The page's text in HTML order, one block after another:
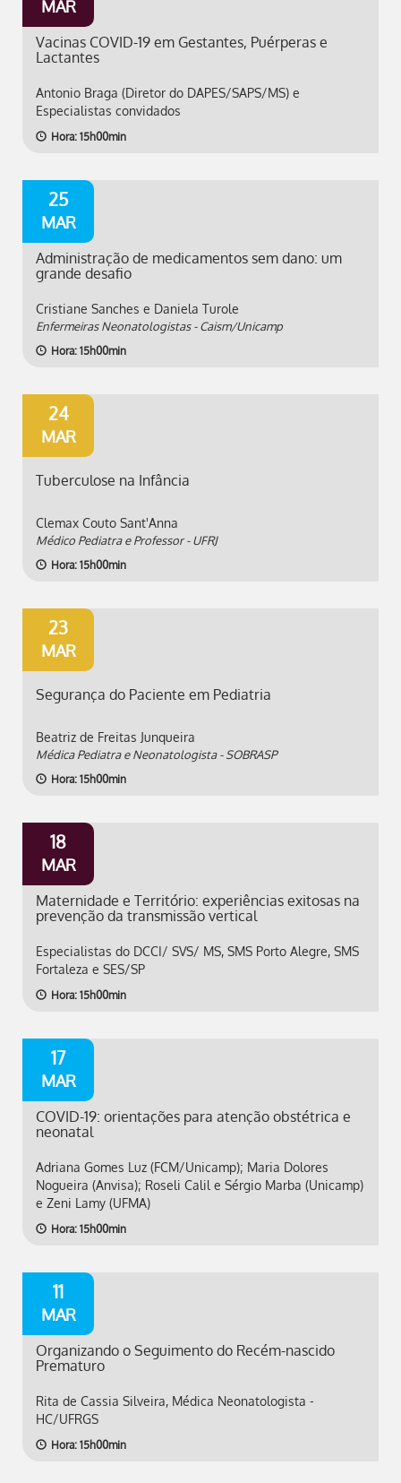
MAR
Vacinas COVID-19 em Gestantes, Puérperas e
Lactantes
Antonio Braga (Diretor do DAPES/SAPS/MS) e
Especialistas convidados
Hora: 15h00min
25
MAR
Administração de medicamentos sem dano: um
grande desafio
Cristiane Sanches e Daniela Turole
Enfermeiras Neonatologistas - Caism/Unicamp
Hora: 15h00min
24
MAR
Tuberculose na Infância
Clemax Couto Sant'Anna
Médico Pediatra e Professor - UFRJ
Hora: 15h00min
23
MAR
Segurança do Paciente em Pediatria
Beatriz de Freitas Junqueira
Médica Pediatra e Neonatologista - SOBRASP
Hora: 15h00min
18
MAR
Maternidade e Território: experiências exitosas na
prevenção da transmissão vertical
Especialistas do DCCI/ SVS/ MS, SMS Porto Alegre, SMS
Fortaleza e SES/SP
Hora: 15h00min
17
MAR
COVID-19: orientações para atenção obstétrica e
neonatal
Adriana Gomes Luz (FCM/Unicamp); Maria Dolores
Nogueira (Anvisa); Roseli Calil e Sérgio Marba (Unicamp)
e Zeni Lamy (UFMA)
Hora: 15h00min
11
MAR
Organizando o Seguimento do Recém-nascido
Prematuro
Rita de Cassia Silveira, Médica Neonatologista -
HC/UFRGS
Hora: 15h00min